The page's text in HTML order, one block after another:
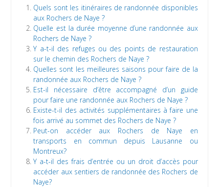
Quels sont les itinéraires de randonnée disponibles
aux Rochers de Naye ?
Quelle est la durée moyenne d’une randonnée aux
Rochers de Naye ?
Y a-t-il des refuges ou des points de restauration
sur le chemin des Rochers de Naye ?
Quelles sont les meilleures saisons pour faire de la
randonnée aux Rochers de Naye ?
Est-il nécessaire d’être accompagné d’un guide
pour faire une randonnée aux Rochers de Naye ?
Existe-t-il des activités supplémentaires à faire une
fois arrivé au sommet des Rochers de Naye ?
Peut-on accéder aux Rochers de Naye en
transports en commun depuis Lausanne ou
Montreux?
Y a-t-il des frais d’entrée ou un droit d’accès pour
accéder aux sentiers de randonnée des Rochers de
Naye?